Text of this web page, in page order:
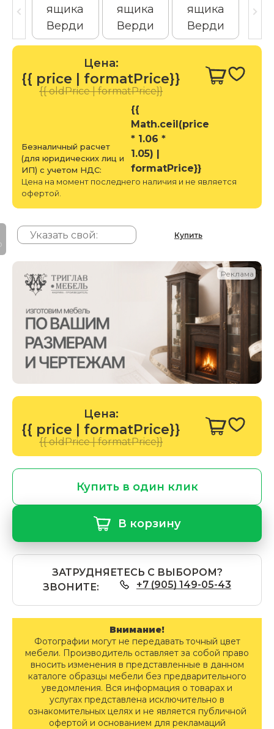
Цена:
{{ price | formatPrice}}
{{ oldPrice | formatPrice}}
Безналичный расчет
(для юридических лиц и
ИП) с учетом НДС:
{{
Math.ceil(price
* 1.06 *
1.05) |
formatPrice}}
Цена на момент последнего наличия и не является
офертой.
Купить
Реклама
Цена:
{{ price | formatPrice}}
{{ oldPrice | formatPrice}}
Купить в один клик
В корзину
ЗАТРУДНЯЕТЕСЬ С ВЫБОРОМ?
ЗВОНИТЕ:
+7 (905) 149-05-43
Внимание!
Фотографии могут не передавать точный цвет
мебели. Производитель оставляет за собой право
вносить изменения в представленные в данном
каталоге образцы мебели без предварительного
уведомления. Вся информация о товарах и
услугах представлена исключительно в
ознакомительных целях и не является публичной
офертой и основанием для рекламаций